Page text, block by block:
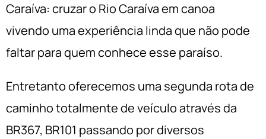
Caraíva: cruzar o Rio Caraíva em canoa
vivendo uma experiência linda que não pode
faltar para quem conhece esse paraíso.
Entretanto oferecemos uma segunda rota de
caminho totalmente de veículo através da
BR367, BR101 passando por diversos